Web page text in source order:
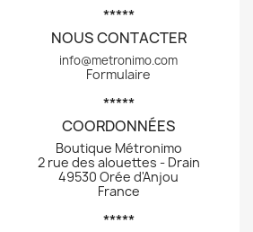
*****
NOUS CONTACTER
info@metronimo.com
Formulaire
*****
COORDONNÉES
Boutique Métronimo
2 rue des alouettes - Drain
49530 Orée d'Anjou
France
*****